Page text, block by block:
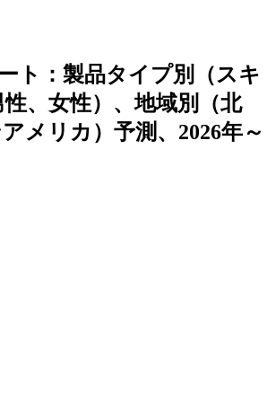
ト：製品タイプ別（スキ
、女性）、地域別（北
メリカ）予測、2026年～